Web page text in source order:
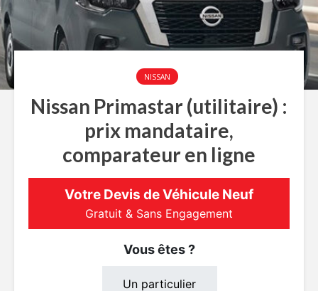
NISSAN
Nissan Primastar (utilitaire) :
prix mandataire,
comparateur en ligne